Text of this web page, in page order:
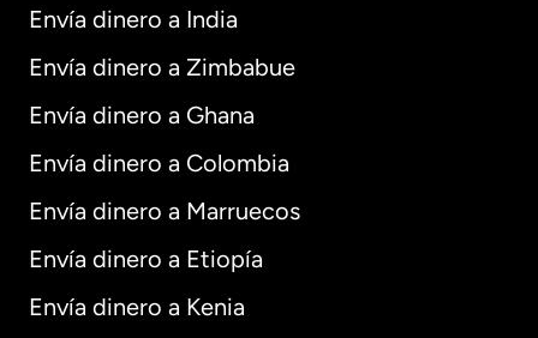
Envía dinero a India
Envía dinero a Zimbabue
Envía dinero a Ghana
Envía dinero a Colombia
Envía dinero a Marruecos
Envía dinero a Etiopía
Envía dinero a Kenia